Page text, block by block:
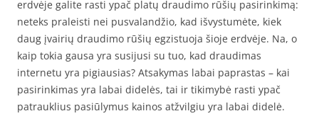
erdvėje galite rasti ypač platų draudimo rūšių pasirinkimą:
neteks praleisti nei pusvalandžio, kad išvystumėte, kiek
daug įvairių draudimo rūšių egzistuoja šioje erdvėje. Na, o
kaip tokia gausa yra susijusi su tuo, kad draudimas
internetu yra pigiausias? Atsakymas labai paprastas – kai
pasirinkimas yra labai didelės, tai ir tikimybė rasti ypač
patrauklius pasiūlymus kainos atžvilgiu yra labai didelė.